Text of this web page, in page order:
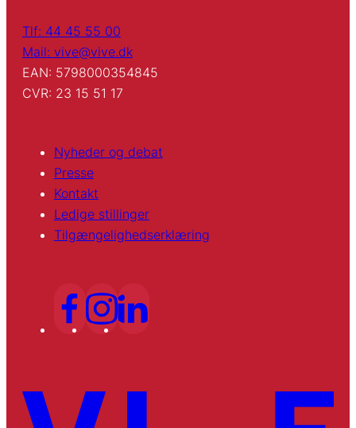
Tlf: 44 45 55 00
Mail: vive@vive.dk
EAN: 5798000354845
CVR: 23 15 51 17
Nyheder og debat
Presse
Kontakt
Ledige stillinger
Tilgængelighedserklæring